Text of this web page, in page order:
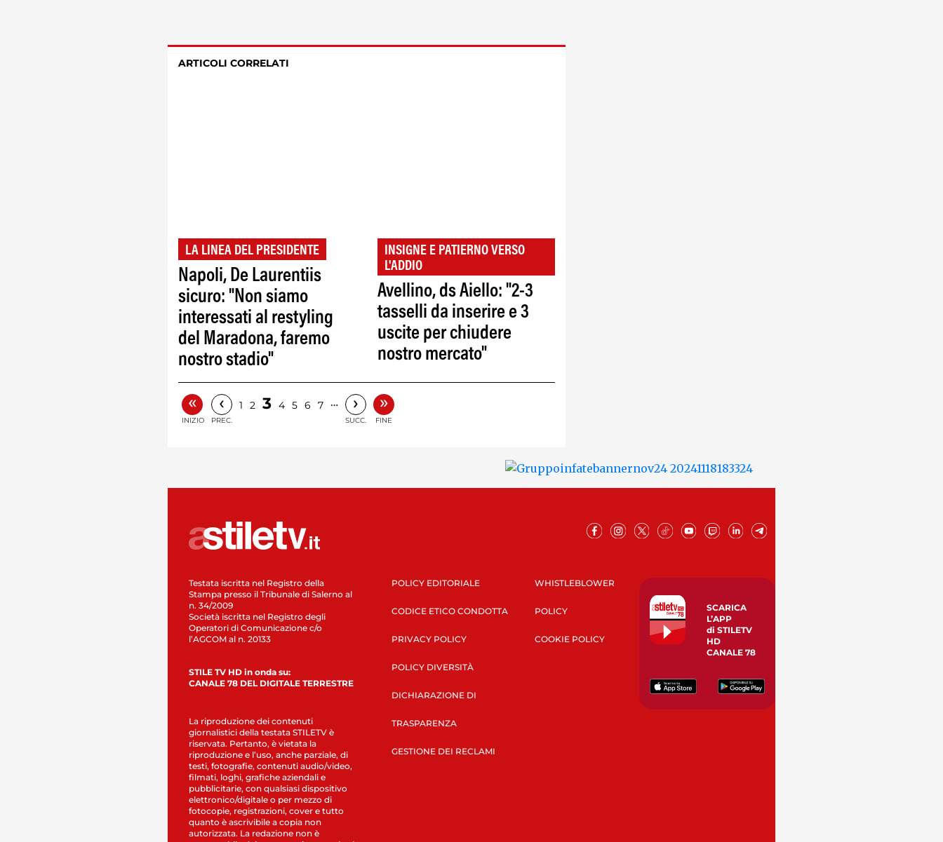
ARTICOLI CORRELATI
LA LINEA DEL PRESIDENTE
Napoli, De Laurentiis
sicuro: "Non siamo
interessati al restyling
del Maradona, faremo
nostro stadio"
INSIGNE E PATIERNO VERSO
L'ADDIO
Avellino, ds Aiello: "2-3
tasselli da inserire e 3
uscite per chiudere
nostro mercato"
«
INIZIO
‹
PREC.
1 2 3 4 5 6 7 … ›
SUCC.
»
FINE
Testata iscritta nel Registro della
Stampa presso il Tribunale di Salerno al
n. 34/2009
Società iscritta nel Registro degli
Operatori di Comunicazione c/o
l’AGCOM al n. 20133
STILE TV HD in onda su:
CANALE 78 DEL DIGITALE TERRESTRE
La riproduzione dei contenuti
giornalistici della testata STILETV è
riservata. Pertanto, è vietata la
riproduzione e l’uso, anche parziale, di
testi, fotografie, contenuti audio/video,
filmati, loghi, grafiche aziendali e
pubblicitarie, con qualsiasi dispositivo
elettronico/digitale o per mezzo di
fotocopie, registrazioni, cover e tutto
quanto è ascrivibile a copia non
autorizzata. La redazione non è
POLICY EDITORIALE
CODICE ETICO CONDOTTA
PRIVACY POLICY
POLICY DIVERSITÀ
DICHIARAZIONE DI
TRASPARENZA
GESTIONE DEI RECLAMI
WHISTLEBLOWER
POLICY
COOKIE POLICY
SCARICA
L’APP
di STILETV
HD
CANALE 78